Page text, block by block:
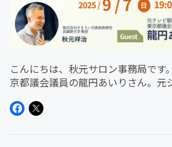
こんにちは、秋元サロン事務局です
京都議会議員の龍円あいりさん。元
と、“インクルーシブな社会”につい